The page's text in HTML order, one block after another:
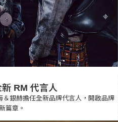
RM 代言人
＆銀赫擔任全新品牌代言人，開啟品牌
篇章。